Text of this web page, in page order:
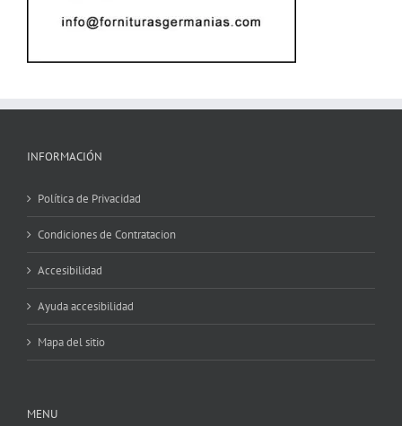
INFORMACIÓN
Política de Privacidad
Condiciones de Contratacion
Accesibilidad
Ayuda accesibilidad
Mapa del sitio
MENU